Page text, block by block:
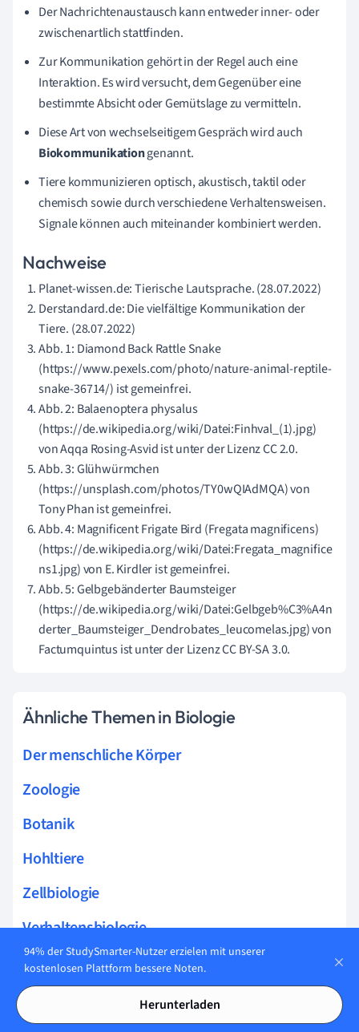
Der Nachrichtenaustausch kann entweder inner- oder
zwischenartlich stattfinden.
Zur Kommunikation gehört in der Regel auch eine
Interaktion. Es wird versucht, dem Gegenüber eine
bestimmte Absicht oder Gemütslage zu vermitteln.
Diese Art von wechselseitigem Gespräch wird auch
Biokommunikationgenannt.
Tiere kommunizieren optisch, akustisch, taktil oder
chemisch sowie durch verschiedene Verhaltensweisen.
Signale können auch miteinander kombiniert werden.
Nachweise
Planet-wissen.de: Tierische Lautsprache. (28.07.2022)
Derstandard.de: Die vielfältige Kommunikation der
Tiere. (28.07.2022)
Abb. 1: Diamond Back Rattle Snake
(https://www.pexels.com/photo/nature-animal-reptile-
snake-36714/) ist gemeinfrei.
Abb. 2: Balaenoptera physalus
(https://de.wikipedia.org/wiki/Datei:Finhval_(1).jpg)
von Aqqa Rosing-Asvid ist unter der Lizenz CC 2.0.
Abb. 3: Glühwürmchen
(https://unsplash.com/photos/TY0wQIAdMQA) von
Tony Phan ist gemeinfrei.
Abb. 4: Magnificent Frigate Bird (Fregata magnificens)
(https://de.wikipedia.org/wiki/Datei:Fregata_magnifice
ns1.jpg) von E. Kirdler ist gemeinfrei.
Abb. 5: Gelbgebänderter Baumsteiger
(https://de.wikipedia.org/wiki/Datei:Gelbgeb%C3%A4n
derter_Baumsteiger_Dendrobates_leucomelas.jpg) von
Factumquintus ist unter der Lizenz CC BY-SA 3.0.
Ähnliche Themen in Biologie
Der menschliche Körper
Zoologie
Botanik
Hohltiere
Zellbiologie
Verhaltensbiologie
Entwicklungsbiologie
Bionik
94% der StudySmarter-Nutzer erzielen mit unserer
kostenlosen Plattform bessere Noten.
Herunterladen